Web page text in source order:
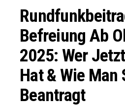
Befreiung Ab
2025: Wer
Hat & Wie Man
Beantragt